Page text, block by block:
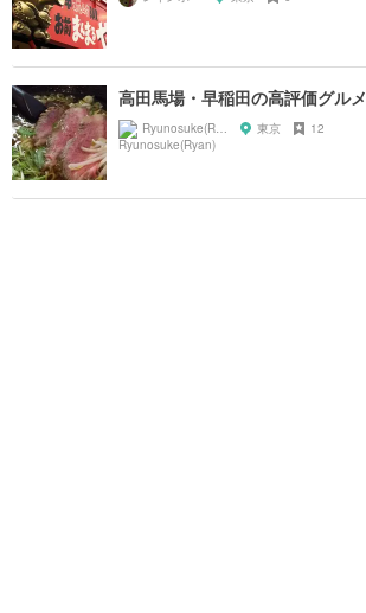
高田馬場・早稲田の高評価グルメ
Ryunosuke(Ryan) 東京 12